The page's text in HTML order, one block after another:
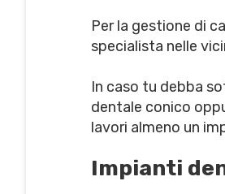
Per la gestione di
specialista nelle
In caso tu debba
dentale conico
lavori almeno un
Impianti